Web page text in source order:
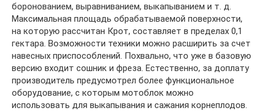
боронованием, выравниванием, выкапыванием и т. д.
Максимальная площадь обрабатываемой поверхности,
на которую рассчитан Крот, составляет в пределах 0,1
гектара. Возможности техники можно расширить за счет
навесных приспособлений. Похвально, что уже в базовую
версию входит сошник и фреза. Естественно, за доплату
производитель предусмотрел более функциональное
оборудование, с которым мотоблок можно
использовать для выкапывания и сажания корнеплодов.